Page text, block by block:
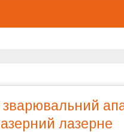
лазерне